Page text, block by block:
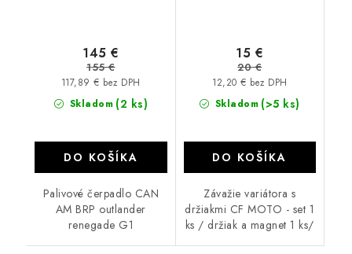
Skladom (2 ks)
117,89 € bez DPH
145 €
155 €
DO KOŠÍKA
Palivové čerpadlo CAN
AM BRP outlander
renegade G1
Skladom (>5 ks)
12,20 € bez DPH
15 €
20 €
DO KOŠÍKA
Závažie variátora s
držiakmi CF MOTO - set 1
ks / držiak a magnet 1 ks/